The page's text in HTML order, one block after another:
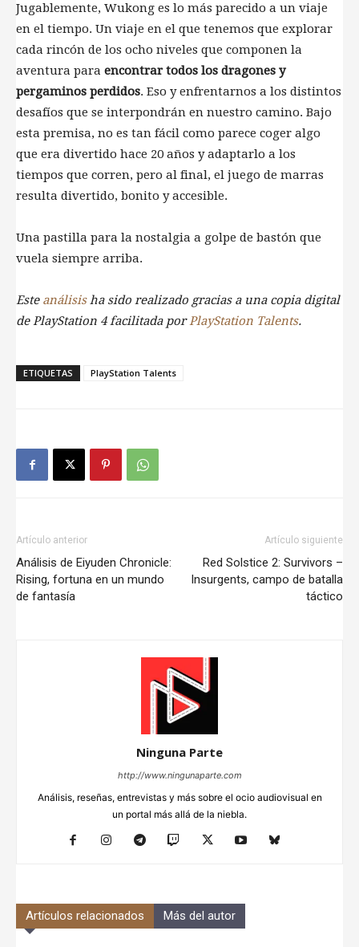
Jugablemente, Wukong es lo más parecido a un viaje
en el tiempo. Un viaje en el que tenemos que explorar
cada rincón de los ocho niveles que componen la
aventura para encontrar todos los dragones y
pergaminos perdidos. Eso y enfrentarnos a los distintos
desafíos que se interpondrán en nuestro camino. Bajo
esta premisa, no es tan fácil como parece coger algo
que era divertido hace 20 años y adaptarlo a los
tiempos que corren, pero al final, el juego de marras
resulta divertido, bonito y accesible.
Una pastilla para la nostalgia a golpe de bastón que
vuela siempre arriba.
Este análisisha sido realizado gracias a una copia digital
de PlayStation 4 facilitada porPlayStation Talents.
ETIQUETAS PlayStation Talents
Artículo anterior
Análisis de Eiyuden Chronicle:
Rising, fortuna en un mundo
de fantasía
Artículo siguiente
Red Solstice 2: Survivors –
Insurgents, campo de batalla
táctico
Ninguna Parte
http://www.ningunaparte.com
Análisis, reseñas, entrevistas y más sobre el ocio audiovisual en
un portal más allá de la niebla.
Artículos relacionados Más del autor